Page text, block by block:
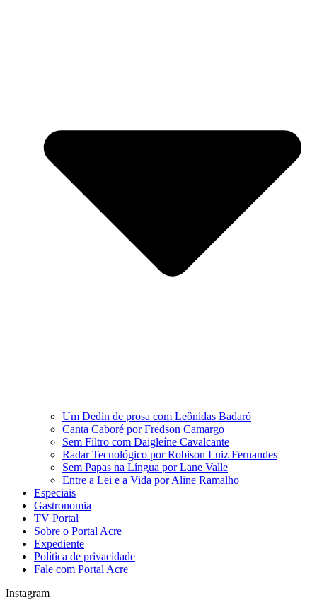
Um Dedin de prosa com Leônidas Badaró
Canta Caboré por Fredson Camargo
Sem Filtro com Daigleíne Cavalcante
Radar Tecnológico por Robison Luiz Fernandes
Sem Papas na Língua por Lane Valle
Entre a Lei e a Vida por Aline Ramalho
Especiais
Gastronomia
TV Portal
Sobre o Portal Acre
Expediente
Política de privacidade
Fale com Portal Acre
Instagram